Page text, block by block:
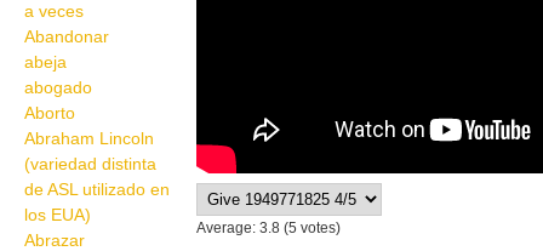
a veces
Abandonar
abeja
abogado
Aborto
Abraham Lincoln
(variedad distinta
de ASL utilizado en
los EUA)
Abrazar
Average: 3.8 (5 votes)